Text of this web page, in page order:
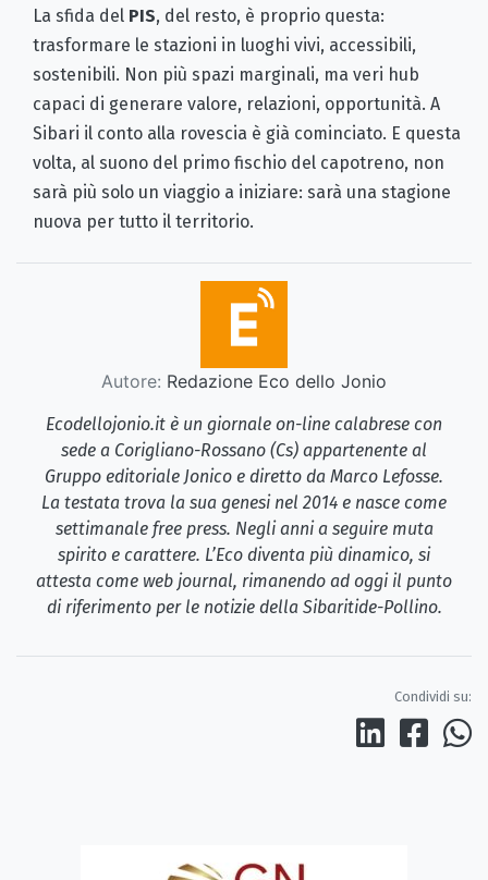
La sfida del PIS, del resto, è proprio questa:
trasformare le stazioni in luoghi vivi, accessibili,
sostenibili. Non più spazi marginali, ma veri hub
capaci di generare valore, relazioni, opportunità. A
Sibari il conto alla rovescia è già cominciato. E questa
volta, al suono del primo fischio del capotreno, non
sarà più solo un viaggio a iniziare: sarà una stagione
nuova per tutto il territorio.
Autore: Redazione Eco dello Jonio
Ecodellojonio.it è un giornale on-line calabrese con
sede a Corigliano-Rossano (Cs) appartenente al
Gruppo editoriale Jonico e diretto da Marco Lefosse.
La testata trova la sua genesi nel 2014 e nasce come
settimanale free press. Negli anni a seguire muta
spirito e carattere. L’Eco diventa più dinamico, si
attesta come web journal, rimanendo ad oggi il punto
di riferimento per le notizie della Sibaritide-Pollino.
Condividi su: